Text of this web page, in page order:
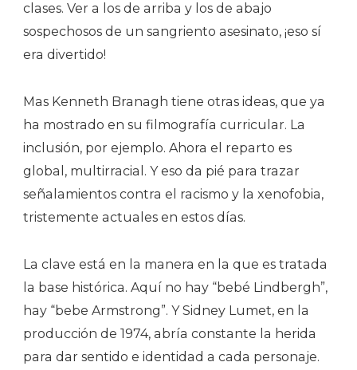
clases. Ver a los de arriba y los de abajo
sospechosos de un sangriento asesinato, ¡eso sí
era divertido!
Mas Kenneth Branagh tiene otras ideas, que ya
ha mostrado en su filmografía curricular. La
inclusión, por ejemplo. Ahora el reparto es
global, multirracial. Y eso da pié para trazar
señalamientos contra el racismo y la xenofobia,
tristemente actuales en estos días.
La clave está en la manera en la que es tratada
la base histórica. Aquí no hay “bebé Lindbergh”,
hay “bebe Armstrong”. Y Sidney Lumet, en la
producción de 1974, abría constante la herida
para dar sentido e identidad a cada personaje.